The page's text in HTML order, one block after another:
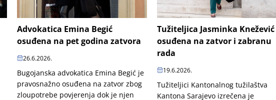
Advokatica Emina Begić
osuđena na pet godina zatvora
26.6.2026.
Bugojanska advokatica Emina Begić je
pravosnažno osuđena na zatvor zbog
zloupotrebe povjerenja dok je njen
Tužiteljica Jasminka Knežević
osuđena na zatvor i zabranu
rada
19.6.2026.
Tužiteljici Kantonalnog tužilaštva
Kantona Sarajevo izrečena je